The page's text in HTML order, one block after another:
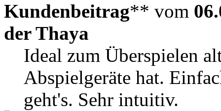
Kundenbeitrag** vom
der Thaya
Ideal zum Überspielen
Abspielgeräte hat.
geht's. Sehr intuitiv.